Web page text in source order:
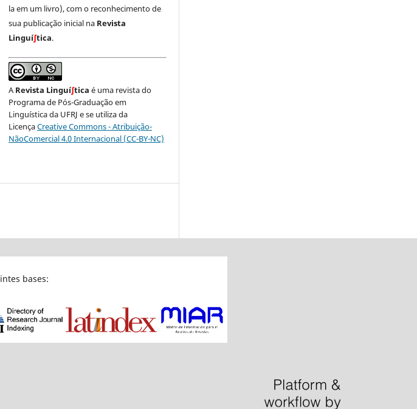
la em um livro), com o reconhecimento de
sua publicação inicial na Revista
Linguí∫tica.
ARevista Linguí∫tica é uma revista do
Programa de Pós-Graduação em
Linguística da UFRJ e se utiliza da
LicençaCreative Commons - Atribuição-
NãoComercial 4.0 Internacional (CC-BY-NC)
bases: